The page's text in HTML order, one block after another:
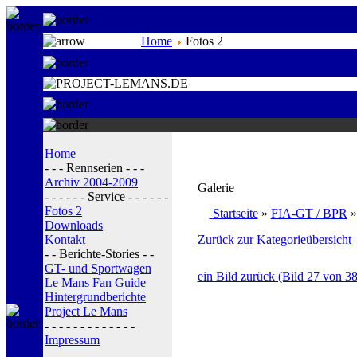
Home Fotos 2
Home
- - - Rennserien - - -
Archiv 2004-2009
- - - - - - Service - - - - - -
Fotos 2
Downloads
Kontakt
- - Berichte-Stories - -
GT- und Sportwagen
Le Mans Fan Guide
Hintergrundberichte
Project Le Mans
- - - - - - - - - - - - -
Impressum
Galerie
Startseite» FIA-GT / BPR
Zurück zur Kategorieübersicht
ein Bild zurück (Bild 27 von